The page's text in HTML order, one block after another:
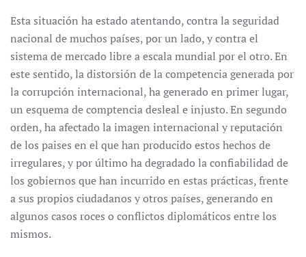
Esta situación ha estado aten­tando, contra la seguridad
nacional de muchos países, por un lado, y contra el
sistema de mercado libre a escala mundial por el otro. En
este sentido, la distorsión de la competencia ge­nerada por
la corrupción internacional, ha generado en primer lugar,
un esquema de comptencia desleal e injusto. En segundo
orden, ha afectado la imagen internacional y reputación
de los paises en el que han producido estos hechos de
irregulares, y por último ha degradado la confiabilidad de
los gobiernos que han incurrido en estas prácticas, frente
a sus propios ciudadanos y otros países, generando en
algunos casos roces o conflictos diplomáticos entre los
mismos.